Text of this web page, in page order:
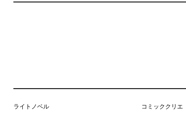
ライトノベル コミッククリエ